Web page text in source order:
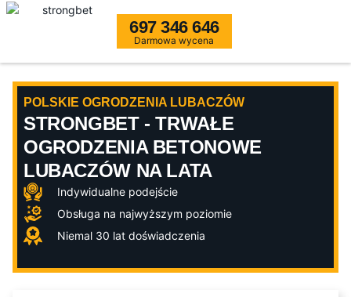
697 346 646
Darmowa wycena
POLSKIE OGRODZENIA LUBACZÓW
STRONGBET - TRWAŁE
OGRODZENIA BETONOWE
LUBACZÓW NA LATA
Indywidualne podejście
Obsługa na najwyższym poziomie
Niemal 30 lat doświadczenia